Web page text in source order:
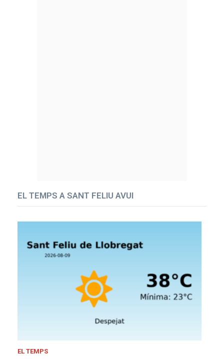
EL TEMPS A SANT FELIU AVUI
EL TEMPS